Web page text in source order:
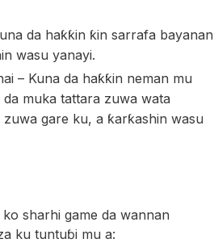
da haƙƙin ƙin sarrafa bayanan
wasu yanayi.
– Kuna da haƙƙin neman mu
muka tattara zuwa wata
gare ku, a ƙarƙashin wasu
sharhi game da wannan
ku tuntuɓi mu a: